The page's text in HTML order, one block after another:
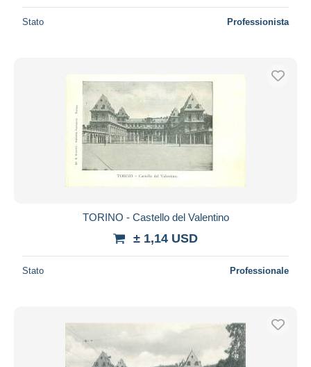
Stato Professionista
TORINO - Castello del Valentino
± 1,14 USD
Stato Professionale